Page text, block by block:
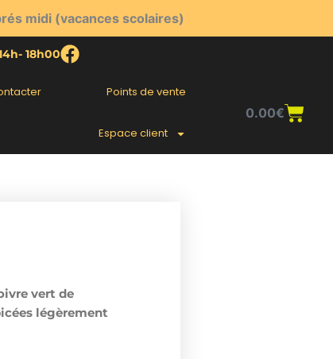
midi (vacances scolaires)
18h00
Points de vente
Espace client
0.00€
vert de
légèrement